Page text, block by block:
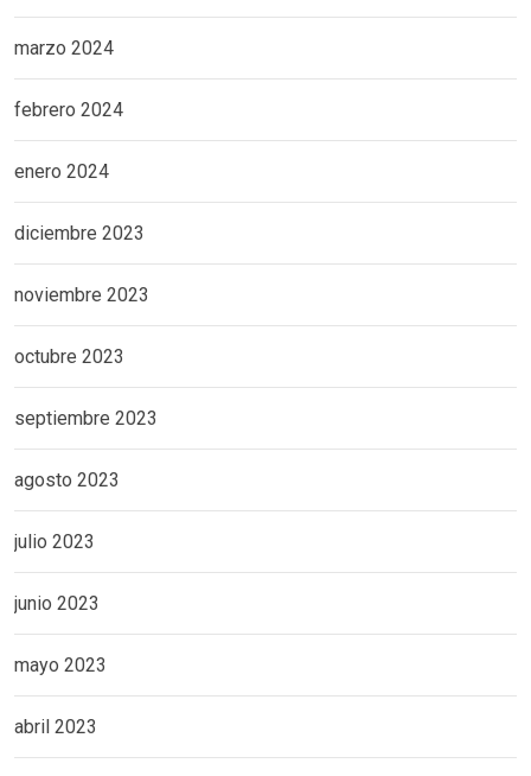
marzo 2024
febrero 2024
enero 2024
diciembre 2023
noviembre 2023
octubre 2023
septiembre 2023
agosto 2023
julio 2023
junio 2023
mayo 2023
abril 2023